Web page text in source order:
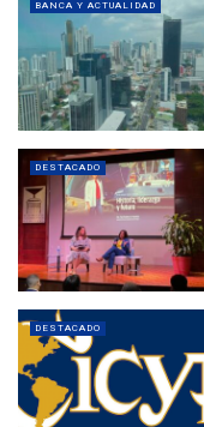
BANCA Y ACTUALIDAD
DESTACADO
DESTACADO